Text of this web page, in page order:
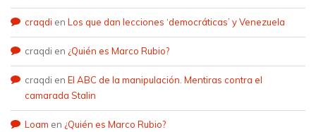
craqdi en Los que dan lecciones ‘democráticas’ y Venezuela
craqdi en ¿Quién es Marco Rubio?
craqdi en El ABC de la manipulación. Mentiras contra el
camarada Stalin
Loam en ¿Quién es Marco Rubio?